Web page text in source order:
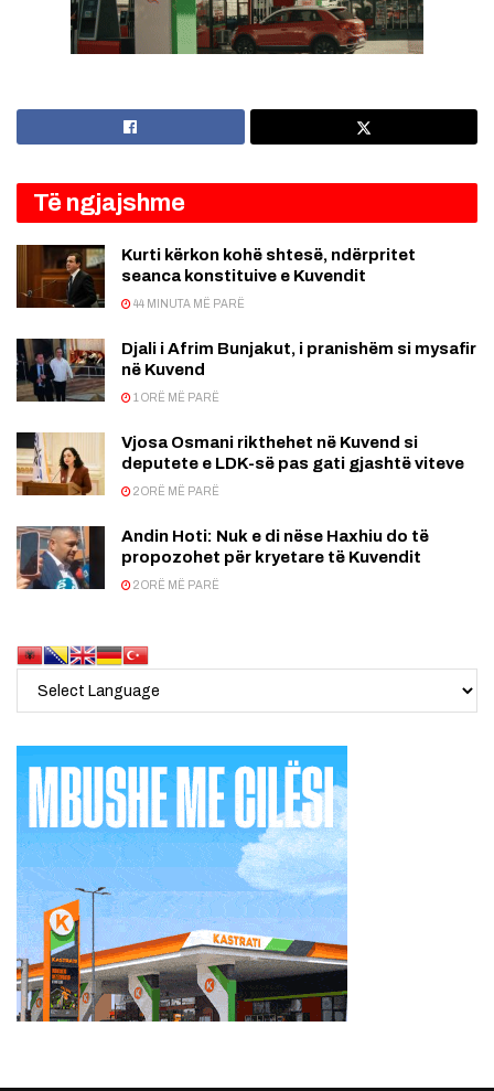
Të ngjajshme
Kurti kërkon kohë shtesë, ndërpritet
seanca konstituive e Kuvendit
44 MINUTA MË PARË
Djali i Afrim Bunjakut, i pranishëm si mysafir
në Kuvend
1 ORË MË PARË
Vjosa Osmani rikthehet në Kuvend si
deputete e LDK-së pas gati gjashtë viteve
2 ORË MË PARË
Andin Hoti: Nuk e di nëse Haxhiu do të
propozohet për kryetare të Kuvendit
2 ORË MË PARË